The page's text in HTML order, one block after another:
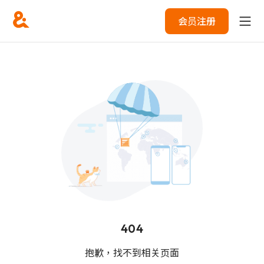
会员注册
404
抱歉，找不到相关页面